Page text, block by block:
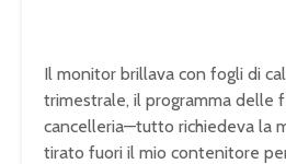
Il monitor brillava con fogli di
trimestrale, il programma delle
cancelleria—tutto richiedeva la
tirato fuori il mio contenitore